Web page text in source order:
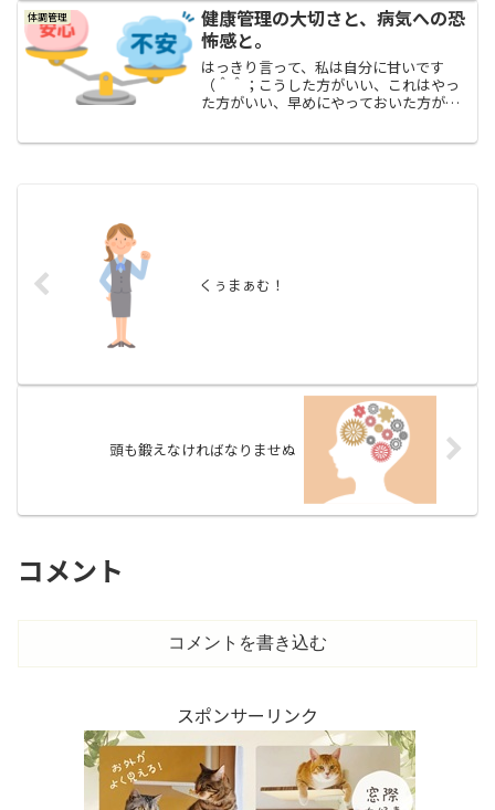
がしていて、ちょっとはしゃぎ過ぎて疲
れたのかな？くらいに思っ...
体調管理
健康管理の大切さと、病気への恐
怖感と。
はっきり言って、私は自分に甘いです
（＾＾；こうした方がいい、これはやっ
た方がいい、早めにやっておいた方がい
くぅまぁむ！
頭も鍛えなければなりませぬ
コメント
コメントを書き込む
スポンサーリンク